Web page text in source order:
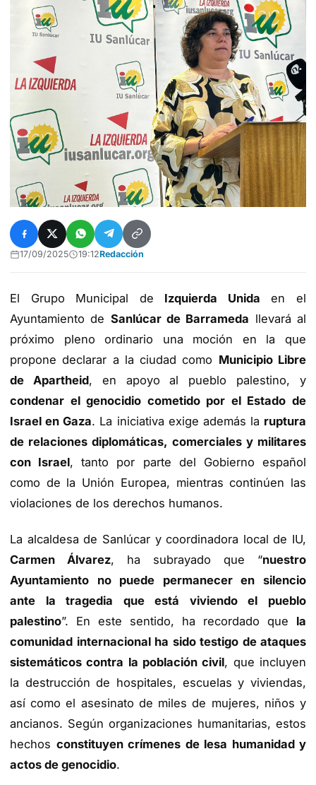
17/09/2025 19:12Redacción
El Grupo Municipal de Izquierda Unida en el
Ayuntamiento de Sanlúcar de Barrameda llevará al
próximo pleno ordinario una moción en la que
propone declarar a la ciudad como Municipio Libre
de Apartheid, en apoyo al pueblo palestino, y
condenar el genocidio cometido por el Estado de
Israel en Gaza. La iniciativa exige además la ruptura
de relaciones diplomáticas, comerciales y militares
con Israel, tanto por parte del Gobierno español
como de la Unión Europea, mientras continúen las
violaciones de los derechos humanos.
La alcaldesa de Sanlúcar y coordinadora local de IU,
Carmen Álvarez, ha subrayado que “nuestro
Ayuntamiento no puede permanecer en silencio
ante la tragedia que está viviendo el pueblo
palestino”. En este sentido, ha recordado que la
comunidad internacional ha sido testigo de ataques
sistemáticos contra la población civil, que incluyen
la destrucción de hospitales, escuelas y viviendas,
así como el asesinato de miles de mujeres, niños y
ancianos. Según organizaciones humanitarias, estos
hechos constituyen crímenes de lesa humanidad y
actos de genocidio.